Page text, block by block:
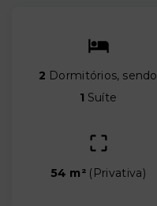
2 Dormitórios, sendo
1 Suíte
54 m² ( Privativa)